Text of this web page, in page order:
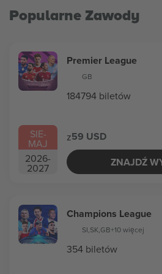
Popularne Zawody
SIE-
MAJ
2026-
2027
Premier League
GB
184794 biletów
z59 USD
ZNAJDŹ
Champions League
SI,SK,GB+10 więcej
354 biletów